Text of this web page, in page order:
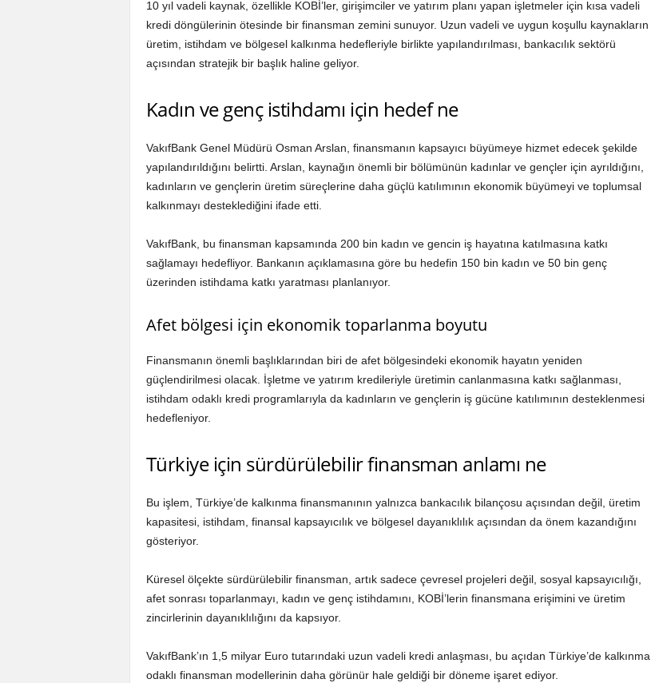
10 yıl vadeli kaynak, özellikle KOBİ’ler, girişimciler ve yatırım planı yapan işletmeler için kısa vadeli
kredi döngülerinin ötesinde bir finansman zemini sunuyor. Uzun vadeli ve uygun koşullu kaynakların
üretim, istihdam ve bölgesel kalkınma hedefleriyle birlikte yapılandırılması, bankacılık sektörü
açısından stratejik bir başlık haline geliyor.
Kadın ve genç istihdamı için hedef ne
VakıfBank Genel Müdürü Osman Arslan, finansmanın kapsayıcı büyümeye hizmet edecek şekilde
yapılandırıldığını belirtti. Arslan, kaynağın önemli bir bölümünün kadınlar ve gençler için ayrıldığını,
kadınların ve gençlerin üretim süreçlerine daha güçlü katılımının ekonomik büyümeyi ve toplumsal
kalkınmayı desteklediğini ifade etti.
VakıfBank, bu finansman kapsamında 200 bin kadın ve gencin iş hayatına katılmasına katkı
sağlamayı hedefliyor. Bankanın açıklamasına göre bu hedefin 150 bin kadın ve 50 bin genç
üzerinden istihdama katkı yaratması planlanıyor.
Afet bölgesi için ekonomik toparlanma boyutu
Finansmanın önemli başlıklarından biri de afet bölgesindeki ekonomik hayatın yeniden
güçlendirilmesi olacak. İşletme ve yatırım kredileriyle üretimin canlanmasına katkı sağlanması,
istihdam odaklı kredi programlarıyla da kadınların ve gençlerin iş gücüne katılımının desteklenmesi
hedefleniyor.
Türkiye için sürdürülebilir finansman anlamı ne
Bu işlem, Türkiye’de kalkınma finansmanının yalnızca bankacılık bilançosu açısından değil, üretim
kapasitesi, istihdam, finansal kapsayıcılık ve bölgesel dayanıklılık açısından da önem kazandığını
gösteriyor.
Küresel ölçekte sürdürülebilir finansman, artık sadece çevresel projeleri değil, sosyal kapsayıcılığı,
afet sonrası toparlanmayı, kadın ve genç istihdamını, KOBİ’lerin finansmana erişimini ve üretim
zincirlerinin dayanıklılığını da kapsıyor.
VakıfBank’ın 1,5 milyar Euro tutarındaki uzun vadeli kredi anlaşması, bu açıdan Türkiye’de kalkınma
odaklı finansman modellerinin daha görünür hale geldiği bir döneme işaret ediyor.